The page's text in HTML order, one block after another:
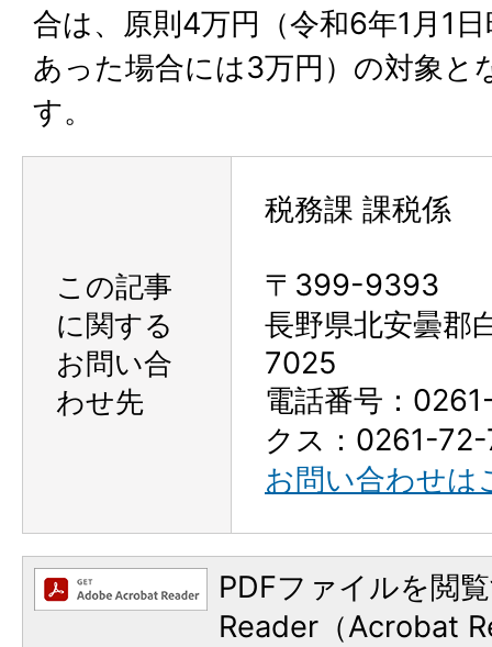
合は、原則4万円（令和6年1月1
あった場合には3万円）の対象と
す。
この記事
に関する
お問い合
わせ先
税務課 課税係
〒399-9393
長野県北安曇郡
7025
電話番号：
クス：0261-
お問い合わせは
PDFファイルを閲
Reader（Acrobat